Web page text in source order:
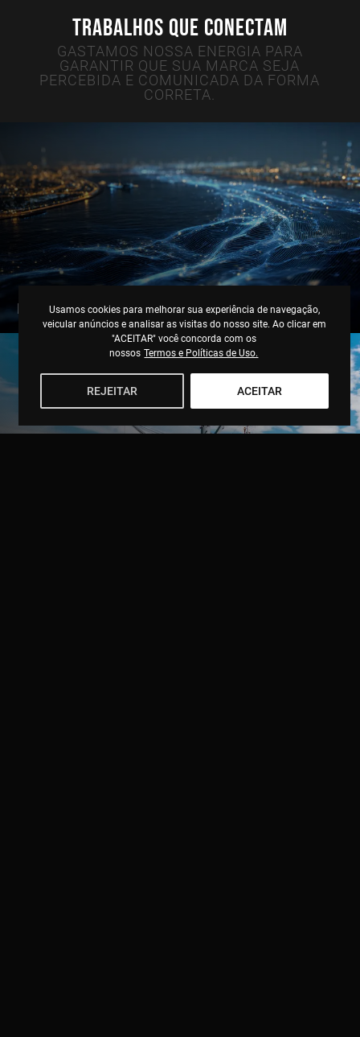
Usamos cookies para melhorar sua experiência de navegação,
veicular anúncios e analisar as visitas do nosso site. Ao clicar em
"ACEITAR" você concorda com os
nossos Termos e Políticas de Uso.
REJEITAR ACEITAR
TRABALHOS QUE CONECTAM
GASTAMOS NOSSA ENERGIA PARA
GARANTIR QUE SUA MARCA SEJA
PERCEBIDA E COMUNICADA DA FORMA
CORRETA.
LINKING WATER